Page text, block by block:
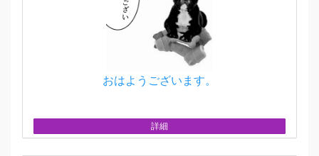
おはようございます。
詳細